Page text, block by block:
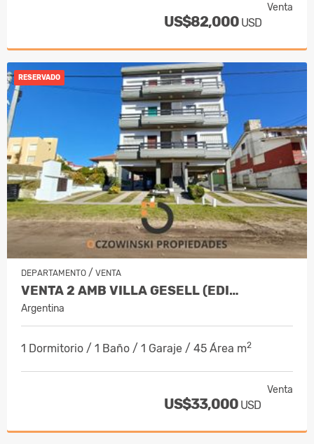
Venta
US$82,000 USD
RESERVADO
DEPARTAMENTO / VENTA
VENTA 2 AMB VILLA GESELL (EDI…
Argentina
1 Dormitorio / 1 Baño / 1 Garaje / 45 Área m2
Venta
US$33,000 USD